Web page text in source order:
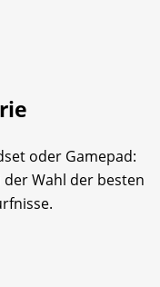
oder Gamepad:
Wahl der besten